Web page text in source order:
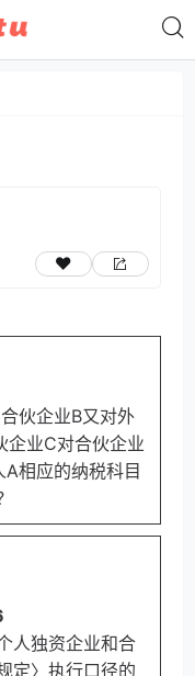
伙企业B又对外
企业C对合伙企业
相应的纳税科目
人独资企业和合
定〉执行口径的